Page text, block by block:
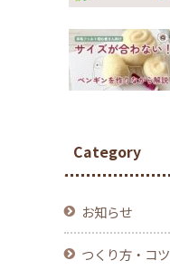
Category
お知らせ
つくり方・コツ